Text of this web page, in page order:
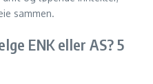
sammen.
ENK eller AS? 5